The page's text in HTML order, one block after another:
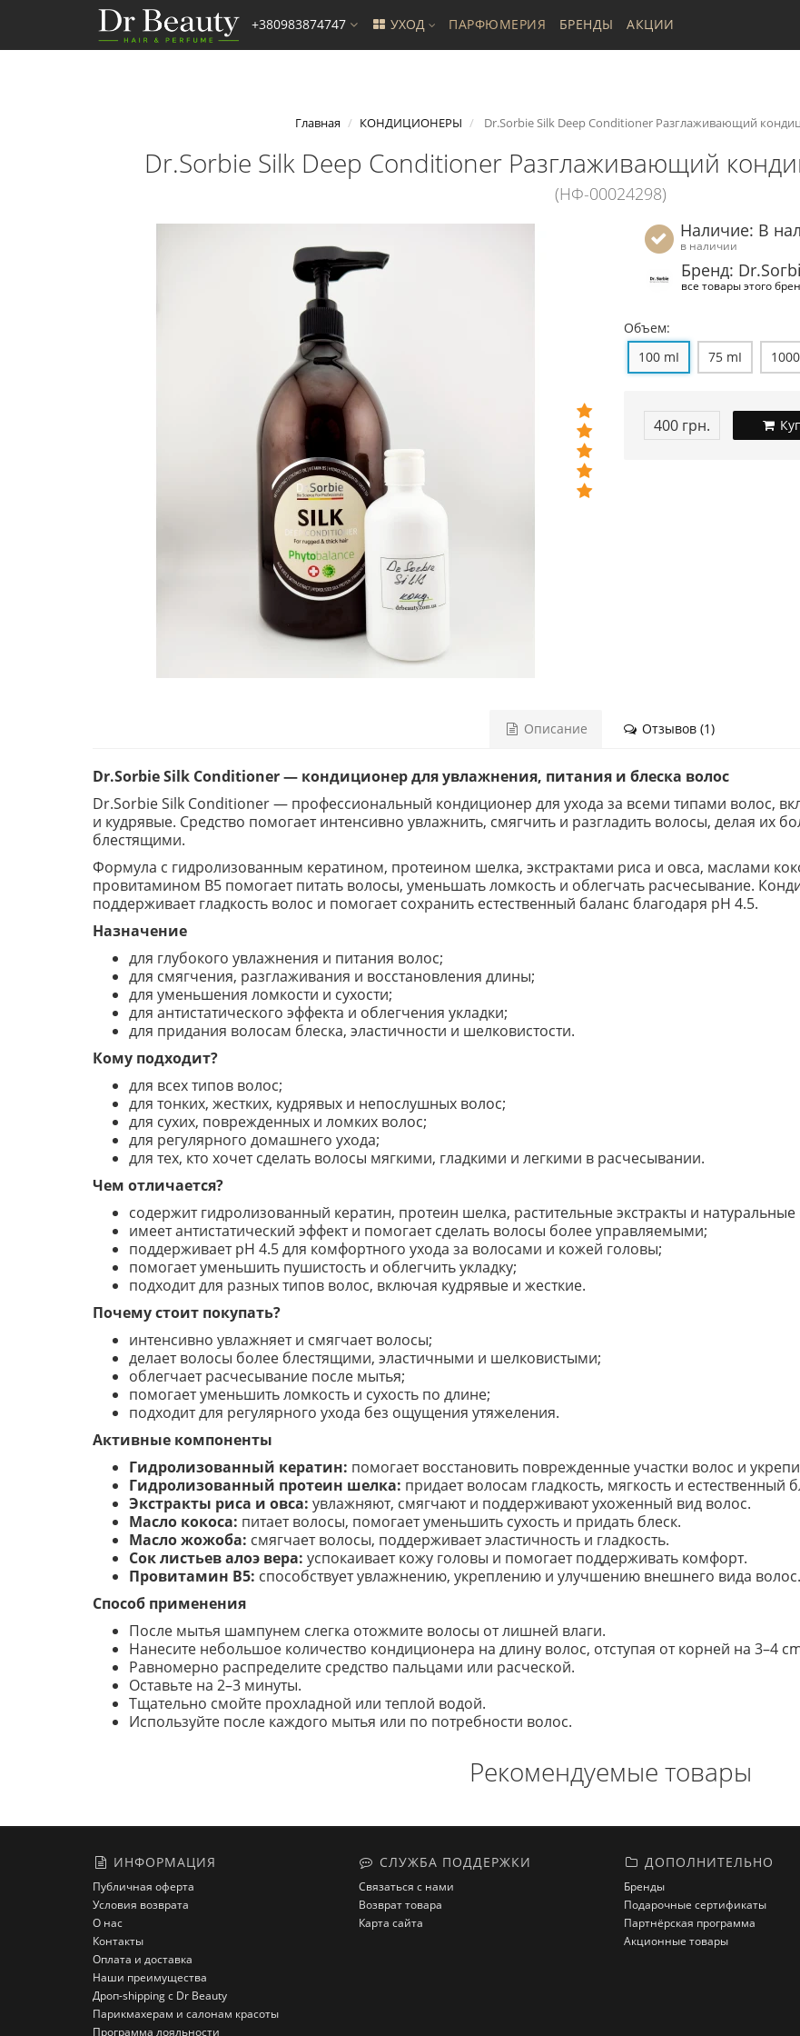
+380983874747 УХОД ПАРФЮМЕРИЯ БРЕНДЫ АКЦИИ
Главная КОНДИЦИОНЕРЫ Dr.Sorbie Silk Deep Conditioner Разглаживающий
Dr.Sorbie Silk Deep Conditioner Разглаживающий
(НФ-00024298)
Наличие: В
в наличии
Бренд:
все товары этого
Объем:
100 mI
75 mI
400 грн.
Описание Отзывов (1)
Dr.Sorbie Silk Conditioner — кондиционер для увлажнения, питания и блеска волос
Dr.Sorbie Silk Conditioner — профессиональный кондиционер для ухода за всеми типами волос,
и кудрявые. Средство помогает интенсивно увлажнить, смягчить и разгладить волосы, делая их
блестящими.
Формула с гидролизованным кератином, протеином шелка, экстрактами риса и овса, маслами
провитамином B5 помогает питать волосы, уменьшать ломкость и облегчать расчесывание.
поддерживает гладкость волос и помогает сохранить естественный баланс благодаря pH 4.5.
Назначение
для глубокого увлажнения и питания волос;
для смягчения, разглаживания и восстановления длины;
для уменьшения ломкости и сухости;
для антистатического эффекта и облегчения укладки;
для придания волосам блеска, эластичности и шелковистости.
Кому подходит?
для всех типов волос;
для тонких, жестких, кудрявых и непослушных волос;
для сухих, поврежденных и ломких волос;
для регулярного домашнего ухода;
для тех, кто хочет сделать волосы мягкими, гладкими и легкими в расчесывании.
Чем отличается?
содержит гидролизованный кератин, протеин шелка, растительные экстракты и натуральные
имеет антистатический эффект и помогает сделать волосы более управляемыми;
поддерживает pH 4.5 для комфортного ухода за волосами и кожей головы;
помогает уменьшить пушистость и облегчить укладку;
подходит для разных типов волос, включая кудрявые и жесткие.
Почему стоит покупать?
интенсивно увлажняет и смягчает волосы;
делает волосы более блестящими, эластичными и шелковистыми;
облегчает расчесывание после мытья;
помогает уменьшить ломкость и сухость по длине;
подходит для регулярного ухода без ощущения утяжеления.
Активные компоненты
Гидролизованный кератин: помогает восстановить поврежденные участки волос и
Гидролизованный протеин шелка: придает волосам гладкость, мягкость и естественный
Экстракты риса и овса: увлажняют, смягчают и поддерживают ухоженный вид волос.
Масло кокоса: питает волосы, помогает уменьшить сухость и придать блеск.
Масло жожоба: смягчает волосы, поддерживает эластичность и гладкость.
Сок листьев алоэ вера: успокаивает кожу головы и помогает поддерживать комфорт.
Провитамин B5: способствует увлажнению, укреплению и улучшению внешнего вида волос.
Способ применения
После мытья шампунем слегка отожмите волосы от лишней влаги.
Нанесите небольшое количество кондиционера на длину волос, отступая от корней на 3–4
Равномерно распределите средство пальцами или расческой.
Оставьте на 2–3 минуты.
Тщательно смойте прохладной или теплой водой.
Используйте после каждого мытья или по потребности волос.
Рекомендуемые товары
ИНФОРМАЦИЯ
Публичная оферта
Условия возврата
О нас
Контакты
Оплата и доставка
Наши преимущества
Дроп-shipping с Dr Beauty
Парикмахерам и салонам красоты
Программа лояльности
СЛУЖБА ПОДДЕРЖКИ
Связаться с нами
Возврат товара
Карта сайта
ДОПОЛНИТЕЛЬНО
Бренды
Подарочные сертификаты
Партнёрская программа
Акционные товары